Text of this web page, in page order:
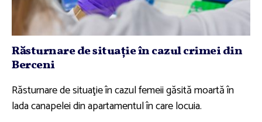
Răsturnare de situaţie în cazul crimei din
Berceni
Răsturnare de situaţie în cazul femeii găsită moartă în
lada canapelei din apartamentul în care locuia.